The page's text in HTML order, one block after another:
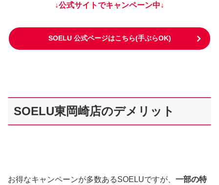
↓公式サイトでキャンペーン中↓
SOELU 公式ページはこちら(手ぶらOK)
SOELU東岡崎店のデメリット
お得なキャンペーンが多数あるSOELUですが、 一部の特